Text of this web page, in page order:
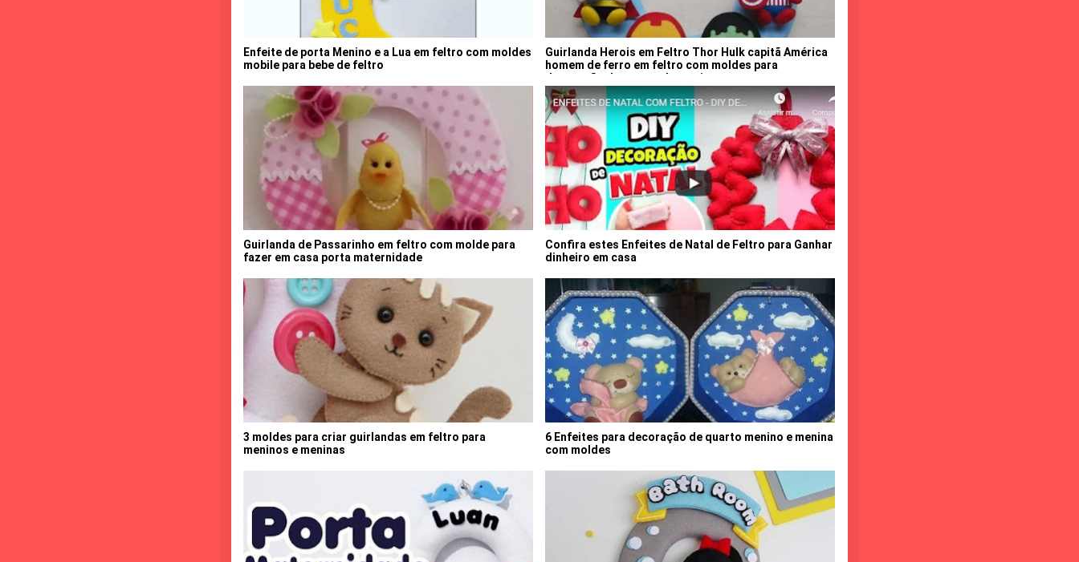
Enfeite de porta Menino e a Lua em feltro com moldes
mobile para bebe de feltro
Guirlanda Herois em Feltro Thor Hulk capitã América
homem de ferro em feltro com moldes para
decoração de quarto de menino
Guirlanda de Passarinho em feltro com molde para
fazer em casa porta maternidade
Confira estes Enfeites de Natal de Feltro para Ganhar
dinheiro em casa
3 moldes para criar guirlandas em feltro para
meninos e meninas
6 Enfeites para decoração de quarto menino e menina
com moldes